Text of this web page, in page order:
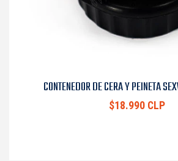
CONTENEDOR DE CERA Y PEINETA
$18.990 CLP